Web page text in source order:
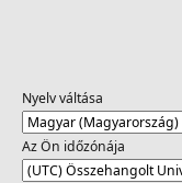
Nyelv váltása
Az Ön időzónája